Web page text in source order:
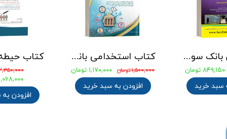
۷۹۰,۰۰۰ تومان
افزودن
کتاب حیطه تخصصی آزمون استخدامی آموزگار ابتدایی انتشارات آرسا
۱,۴۹۶,۰۰۰ تومان ۱,۱۹۶,۸۰۰ تومان
افزودن به سبد خرید
جزوه طلایی گزینش استخدامی
۰ تومان
سبد خرید